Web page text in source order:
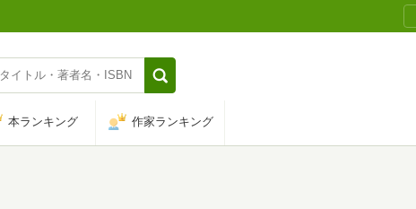
本ランキング 作家ランキング